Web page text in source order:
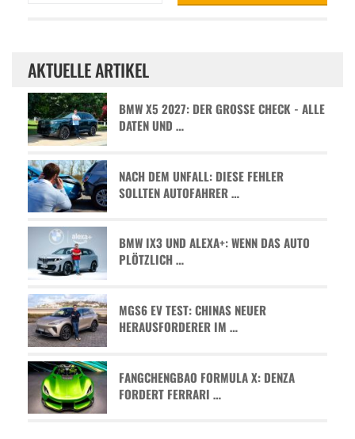
AKTUELLE ARTIKEL
BMW X5 2027: DER GROSSE CHECK - ALLE D
ATEN UND …
NACH DEM UNFALL: DIESE FEHLER
SOLLTEN AUTOFAHRER …
BMW IX3 UND ALEXA+: WENN DAS AUTO
PLÖTZLICH …
MGS6 EV TEST: CHINAS NEUER
HERAUSFORDERER IM …
FANGCHENGBAO FORMULA X: DENZA
FORDERT FERRARI …